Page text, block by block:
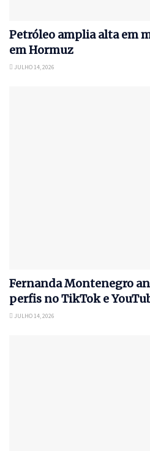
Petróleo amplia alta em
em Hormuz
JULHO 14, 2026
Fernanda Montenegro
perfis no TikTok e
JULHO 14, 2026